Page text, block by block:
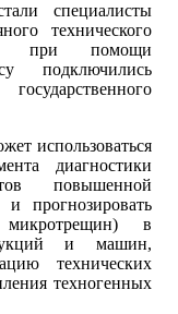
специалисты
технического
при помощи
подключились
использоваться
диагностики
повышенной
прогнозировать
микротрещин) в
и машин,
технических
техногенных